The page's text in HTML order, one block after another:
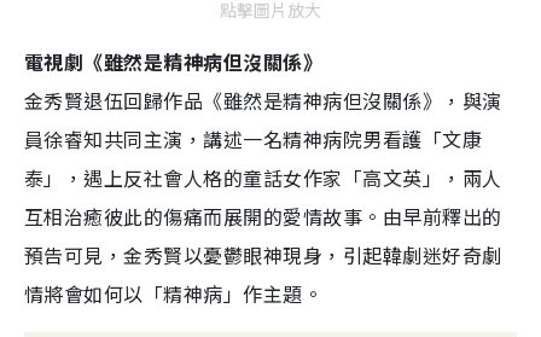
點擊圖片放大
電視劇《雖然是精神病但沒關係》
金秀賢退伍回歸作品《雖然是精神病但沒關係》，與演
員徐睿知共同主演，講述一名精神病院男看護「文康
泰」，遇上反社會人格的童話女作家「高文英」，兩人
互相治癒彼此的傷痛而展開的愛情故事。由早前釋出的
預告可見，金秀賢以憂鬱眼神現身，引起韓劇迷好奇劇
情將會如何以「精神病」作主題。